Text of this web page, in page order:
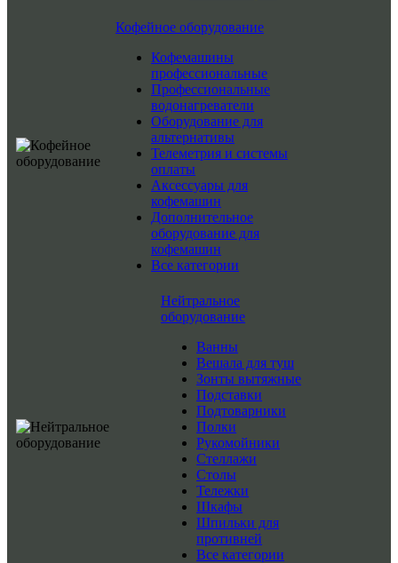
Кофейное оборудование
Кофемашины
профессиональные
Профессиональные
водонагреватели
Оборудование для
альтернативы
Телеметрия и системы
оплаты
Аксессуары для
кофемашин
Дополнительное
оборудование для
кофемашин
Все категории
Нейтральное
оборудование
Ванны
Вешала для туш
Зонты вытяжные
Подставки
Подтоварники
Полки
Рукомойники
Стеллажи
Столы
Тележки
Шкафы
Шпильки для
противней
Все категории